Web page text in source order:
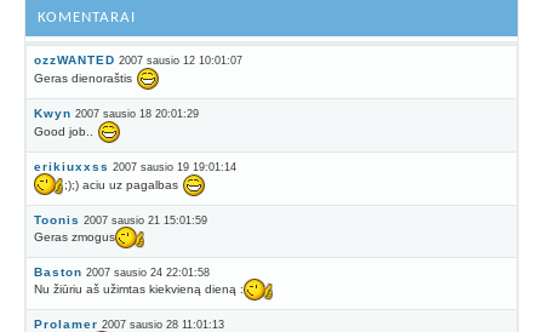
KOMENTARAI
ozzWANTED 2007 sausio 12 10:01:07
Geras dienoraštis
Kwyn 2007 sausio 18 20:01:29
Good job..
erikiuxxss 2007 sausio 19 19:01:14
;);) aciu uz pagalbas
Toonis 2007 sausio 21 15:01:59
Geras zmogus
Baston 2007 sausio 24 22:01:58
Nu žiūriu aš užimtas kiekvieną dieną :
Prolamer 2007 sausio 28 11:01:13